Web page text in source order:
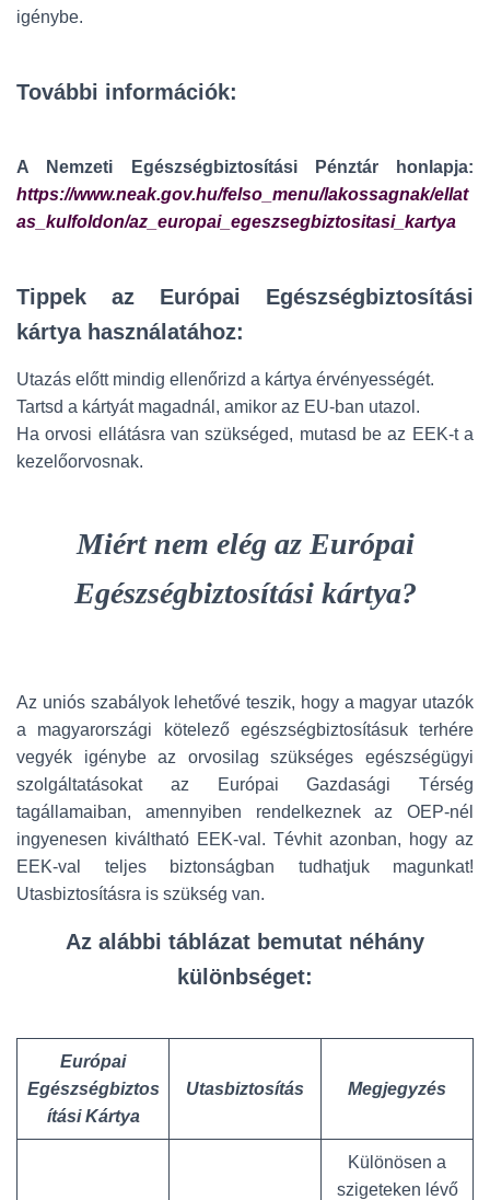
igénybe.
További információk:
A Nemzeti Egészségbiztosítási Pénztár honlapja:
https://www.neak.gov.hu/felso_menu/lakossagnak/ellat
as_kulfoldon/az_europai_egeszsegbiztositasi_kartya
Tippek az Európai Egészségbiztosítási
kártya használatához:
Utazás előtt mindig ellenőrizd a kártya érvényességét.
Tartsd a kártyát magadnál, amikor az EU-ban utazol.
Ha orvosi ellátásra van szükséged, mutasd be az EEK-t a
kezelőorvosnak.
Miért nem elég az Európai
Egészségbiztosítási kártya?
Az uniós szabályok lehetővé teszik, hogy a magyar utazók
a magyarországi kötelező egészségbiztosításuk terhére
vegyék igénybe az orvosilag szükséges egészségügyi
szolgáltatásokat az Európai Gazdasági Térség
tagállamaiban, amennyiben rendelkeznek az OEP-nél
ingyenesen kiváltható EEK-val. Tévhit azonban, hogy az
EEK-val teljes biztonságban tudhatjuk magunkat!
Utasbiztosításra is szükség van.
Az alábbi táblázat bemutat néhány
különbséget:
Európai
Egészségbiztos
ítási Kártya
Utasbiztosítás Megjegyzés
Különösen a
szigeteken lévő